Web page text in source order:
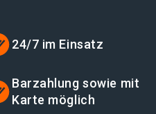
24/7 im Einsatz
Barzahlung sowie mit
Karte möglich